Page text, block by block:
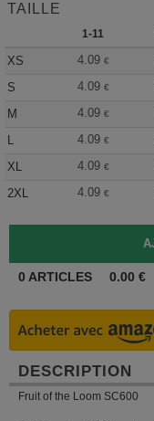
TAILLE
1-11
XS 4.09 €
S
4.09 €
M
4.09 €
L
4.09 €
XL
4.09 €
2XL
4.09 €
0 ARTICLES 0.00 €
DESCRIPTION
Fruit of the Loom SC600